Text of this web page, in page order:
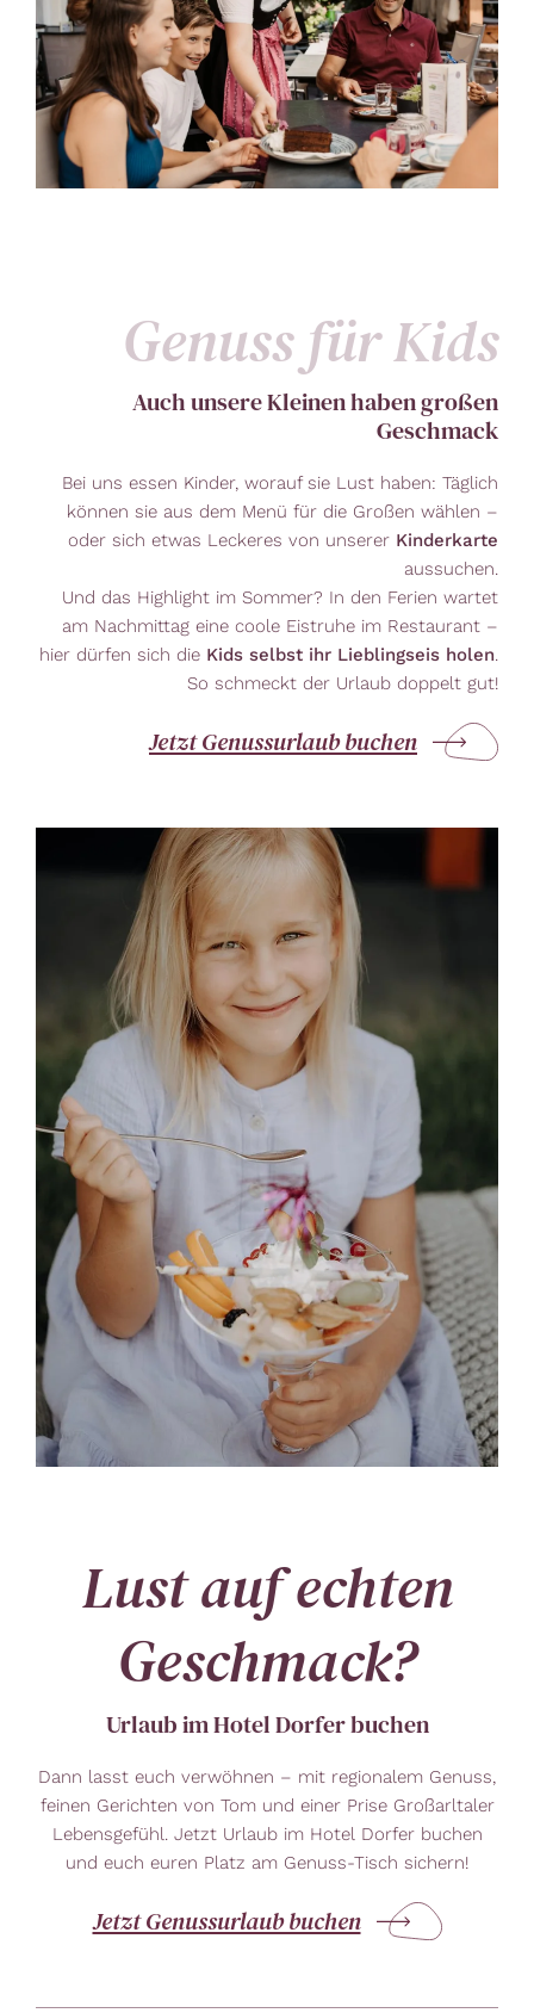
Genuss für Kids
Auch unsere Kleinen haben großen
Geschmack
Bei uns essen Kinder, worauf sie Lust haben: Täglich
können sie aus dem Menü für die Großen wählen –
oder sich etwas Leckeres von unserer Kinderkarte
aussuchen.
Und das Highlight im Sommer? In den Ferien wartet
am Nachmittag eine coole Eistruhe im Restaurant –
hier dürfen sich die Kids selbst ihr Lieblingseis holen.
So schmeckt der Urlaub doppelt gut!
Jetzt Genussurlaub buchen
Lust auf echten
Geschmack?
Urlaub im Hotel Dorfer buchen
Dann lasst euch verwöhnen – mit regionalem Genuss,
feinen Gerichten von Tom und einer Prise Großarltaler
Lebensgefühl. Jetzt Urlaub im Hotel Dorfer buchen
und euch euren Platz am Genuss-Tisch sichern!
Jetzt Genussurlaub buchen